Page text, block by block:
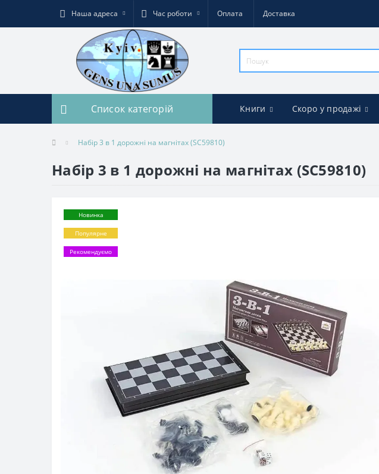
Наша адреса Час роботи Оплата Доставка
Список категорій Книги Скоро у продажі
Набір 3 в 1 дорожні на магнітах (SC59810)
Набір 3 в 1 дорожні на магнітах (SC59810)
Новинка
Популярне
Рекомендуємо